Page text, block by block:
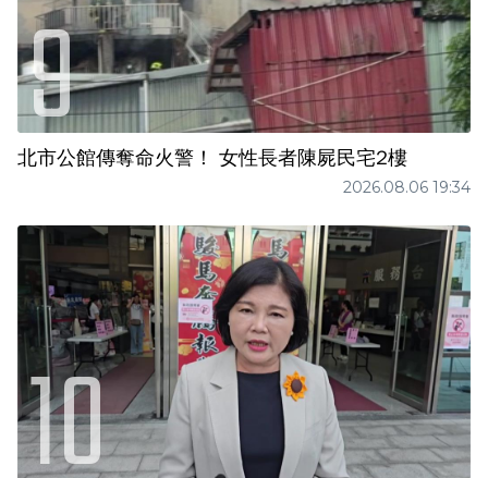
北市公館傳奪命火警！ 女性長者陳屍民宅2樓
2026.08.06 19:34